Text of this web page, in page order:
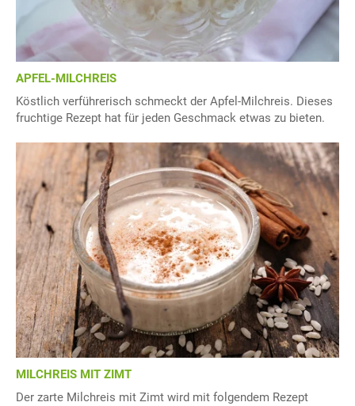
APFEL-MILCHREIS
Köstlich verführerisch schmeckt der Apfel-Milchreis. Dieses
fruchtige Rezept hat für jeden Geschmack etwas zu bieten.
MILCHREIS MIT ZIMT
Der zarte Milchreis mit Zimt wird mit folgendem Rezept